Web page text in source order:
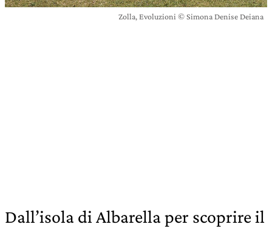
Zolla, Evoluzioni © Simona Denise Deiana
Dall’isola di Albarella per scoprire il